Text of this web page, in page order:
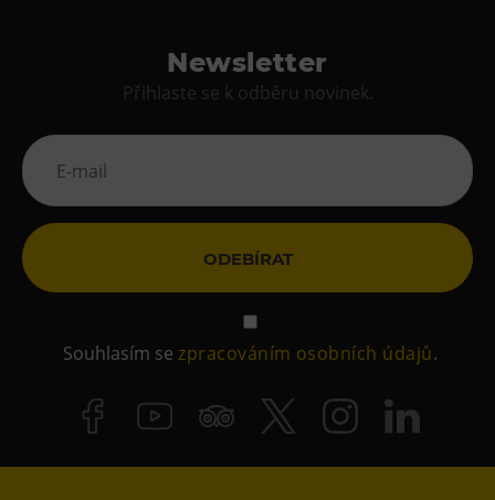
Newsletter
Přihlaste se k odběru novinek.
ODEBÍRAT
Souhlasím sezpracováním osobních údajů.